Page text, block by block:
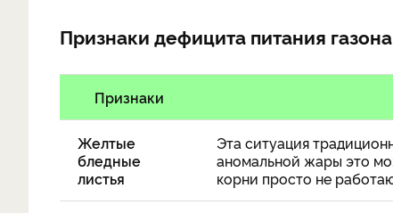
Признаки дефицита питания
Признаки
Желтые
бледные
листья
Эта ситуация
аномальной жары это
корни просто не